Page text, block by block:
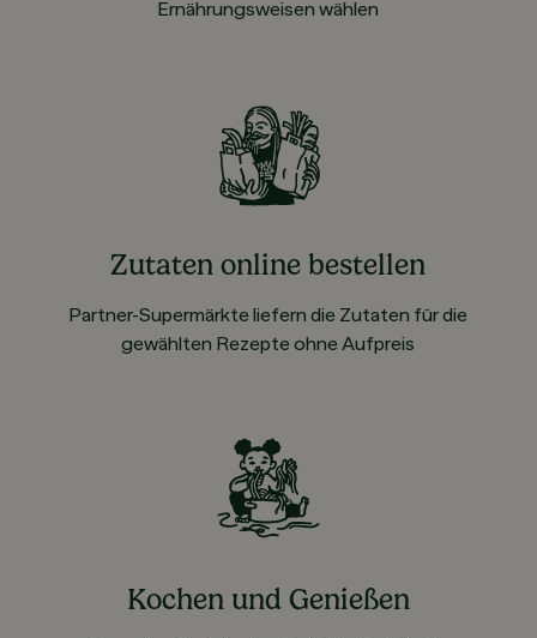
Ernährungsweisen wählen
Zutaten online bestellen
Partner-Supermärkte liefern die Zutaten für die
gewählten Rezepte ohne Aufpreis
Kochen und Genießen